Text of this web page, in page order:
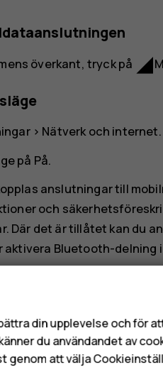
överkant, tryck på network_cell
> Nätverk och internet.
på På.
anslutningar till
och
Där det är tillåtet kan du
aktivera Bluetooth-delning
din upplevelse och för
du användandet av
genom att välja